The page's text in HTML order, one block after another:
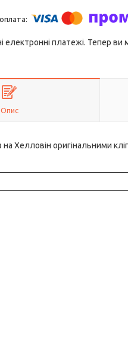
електронні платежі. Тепер
Опис
на Хелловін оригінальними